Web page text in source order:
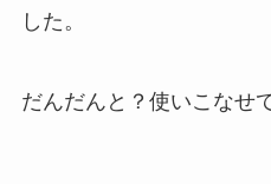
した。
だんだんと？使いこなせ